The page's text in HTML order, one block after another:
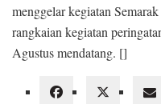
menggelar kegiatan
rangkaian kegiatan
Agustus mendatang. []